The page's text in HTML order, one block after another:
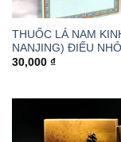
THUỐC LÁ NAM
NANJING) ĐIẾU NHỎ
30,000 ₫